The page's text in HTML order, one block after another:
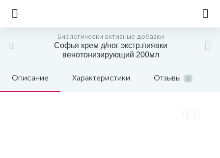
Биологически активные добавки
Софья крем д/ног экстр.пиявки
венотонизирующий 200мл
Описание Характеристики Отзывы 0